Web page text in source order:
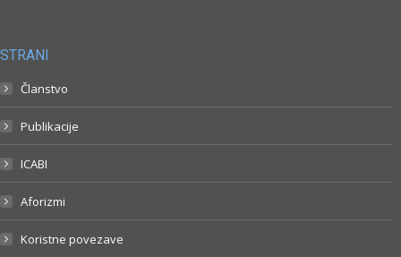
STRANI
Članstvo
Publikacije
ICABI
Aforizmi
Koristne povezave